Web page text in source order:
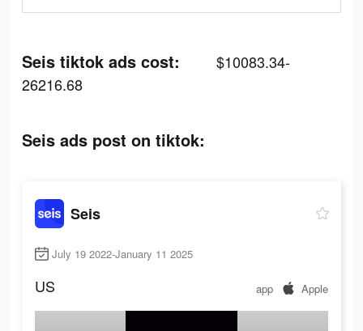
Seis tiktok ads cost:
$10083.34-
26216.68
Seis ads post on tiktok:
Seis
July 19 2022-January 11 2025
US app Apple